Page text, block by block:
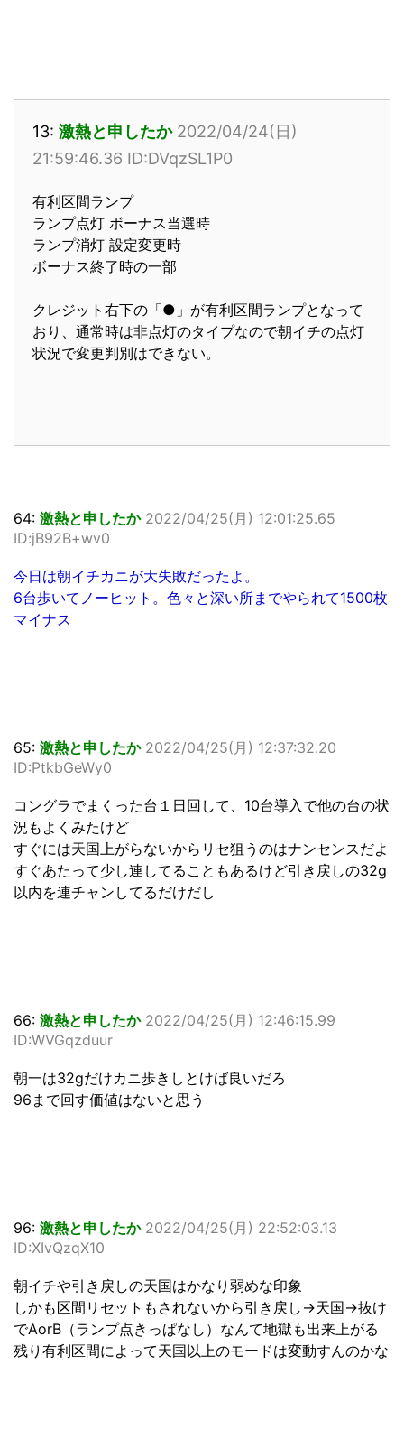
13: 激熱と申したか 2022/04/24(日)
21:59:46.36 ID:DVqzSL1P0
有利区間ランプ
ランプ点灯 ボーナス当選時
ランプ消灯 設定変更時
ボーナス終了時の一部
クレジット右下の「●」が有利区間ランプとなって
おり、通常時は非点灯のタイプなので朝イチの点灯
状況で変更判別はできない。
64: 激熱と申したか 2022/04/25(月) 12:01:25.65
ID:jB92B+wv0
今日は朝イチカニが大失敗だったよ。
6台歩いてノーヒット。色々と深い所までやられて1500枚
マイナス
65: 激熱と申したか 2022/04/25(月) 12:37:32.20
ID:PtkbGeWy0
コングラでまくった台１日回して、10台導入で他の台の状
況もよくみたけど
すぐには天国上がらないからリセ狙うのはナンセンスだよ
すぐあたって少し連してることもあるけど引き戻しの32g
以内を連チャンしてるだけだし
66: 激熱と申したか 2022/04/25(月) 12:46:15.99
ID:WVGqzduur
朝一は32gだけカニ歩きしとけば良いだろ
96まで回す価値はないと思う
96: 激熱と申したか 2022/04/25(月) 22:52:03.13
ID:XIvQzqX10
朝イチや引き戻しの天国はかなり弱めな印象
しかも区間リセットもされないから引き戻し→天国→抜け
でAorB（ランプ点きっぱなし）なんて地獄も出来上がる
残り有利区間によって天国以上のモードは変動すんのかな